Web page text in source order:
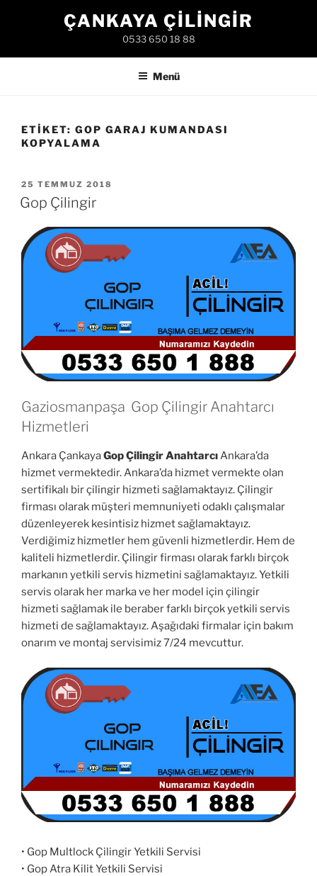
ÇANKAYA ÇILINGIR
0533 650 18 88
Menü
ETIKET: GOP GARAJ KUMANDASI
KOPYALAMA
YAYIM
TARIHI
25 TEMMUZ 2018
Gop Çilingir
Gaziosmanpaşa Gop Çilingir Anahtarcı
Hizmetleri
Ankara ÇankayaGop Çilingir AnahtarcıAnkara’da
hizmet vermektedir. Ankara’da hizmet vermekte olan
sertifikalı bir çilingir hizmeti sağlamaktayız. Çilingir
firması olarak müşteri memnuniyeti odaklı çalışmalar
düzenleyerek kesintisiz hizmet sağlamaktayız.
Verdiğimiz hizmetler hem güvenli hizmetlerdir. Hem de
kaliteli hizmetlerdir. Çilingir firması olarak farklı birçok
markanın yetkili servis hizmetini sağlamaktayız. Yetkili
servis olarak her marka ve her model için çilingir
hizmeti sağlamak ile beraber farklı birçok yetkili servis
hizmeti de sağlamaktayız. Aşağıdaki firmalar için bakım
onarım ve montaj servisimiz 7/24 mevcuttur.
• Gop Multlock Çilingir Yetkili Servisi
• Gop Atra Kilit Yetkili Servisi